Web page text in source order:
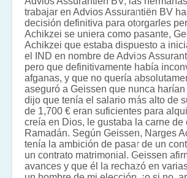
trabajar en Advios Assurantiën BV
decisión definitiva para otorgarles
Achikzei se uniera como pasante,
Achikzei que estaba dispuesto a
el IND en nombre de Advios
pero que definitivamente había
afganas, y que no quería
aseguró a Geissen que nunca
dijo que tenía el salario más alto de
de 1,700 € eran suficientes para
creía en Dios, le gustaba la carne
Ramadán. Según Geissen, Narges
tenía la ambición de pasar de un
un contrato matrimonial. Geissen
avances y que él la rechazó en